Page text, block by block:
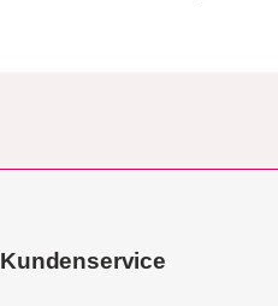
Kundenservice